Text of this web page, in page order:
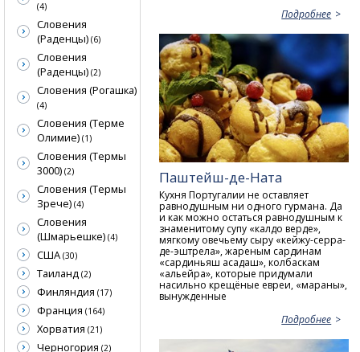
Подробнее
Паштейш-де-Ната
Кухня Португалии не оставляет
равнодушным ни одного гурмана. Да
и как можно остаться равнодушным к
знаменитому супу «калдо верде»,
мягкому овечьему сыру «кейжу-серра-
де-эштрела», жареным сардинам
«сардиньяш асадаш», колбаскам
«альейра», которые придумали
насильно крещёные евреи, «мараны»,
вынужденные
Подробнее
(4)
Словения
(Раденцы) (6)
Словения
(Раденцы) (2)
Словения (Рогашка)
(4)
Словения (Терме
Олимие) (1)
Словения (Термы
3000) (2)
Словения (Термы
Зрече) (4)
Словения
(Шмарьешке) (4)
США (30)
Таиланд (2)
Финляндия (17)
Франция (164)
Хорватия (21)
Черногория (2)